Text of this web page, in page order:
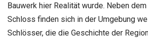
Bauwerk hier Realität wurde. Neben
Schloss finden sich in der Umgebung
Schlösser, die die Geschichte der